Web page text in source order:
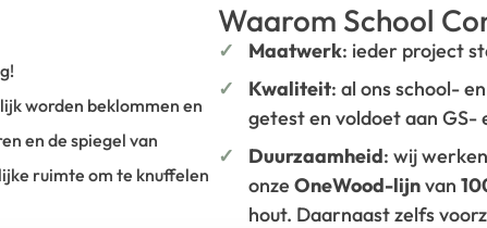
worden beklommen en
en de spiegel van
ruimte om te knuffelen
Waarom School
Maatwerk: ieder project
Kwaliteit: al ons school-
getest en voldoet aan GS-
Duurzaamheid: wij
onze OneWood-lijnvan
hout. Daarnaast zelfs